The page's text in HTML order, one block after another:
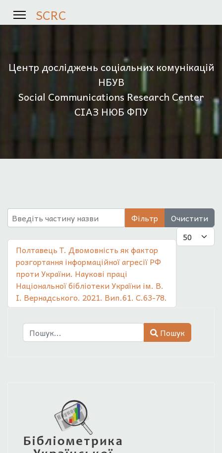
SCRC
Центр досліджень соціальних комунікацій
НБУВ
Social Communications Research Center
СІАЗ НЮБ ФПУ
Введіть частину назви Фільтр
Очистити
Показувати
Полтавець Т. Двомовність як фактор
розгортання інформаційної агресії РФ
проти України. Наукові праці
Національної бібліотеки України ім. В.
І. Вернадського. 2021. Вип.61. С.63-78.
Пошук
Пошук